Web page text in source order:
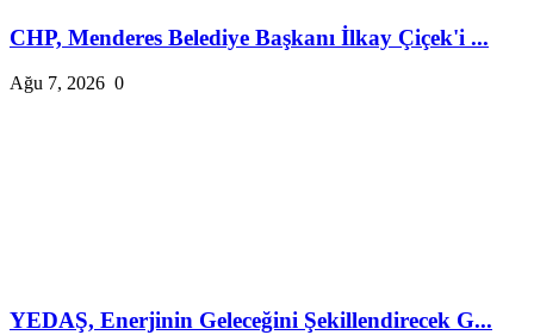
CHP, Menderes Belediye Başkanı İlkay Çiçek'i ...
Ağu 7, 2026 0
YEDAŞ, Enerjinin Geleceğini Şekillendirecek G...